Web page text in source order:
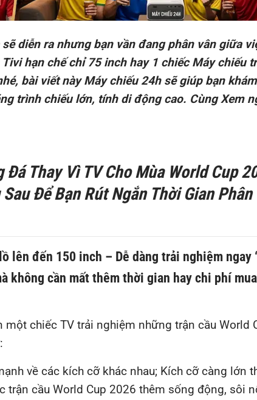
diễn ra nhưng bạn vần đang phân vân giữa
hạn chế chỉ 75 inch hay 1 chiếc Máy chiếu
bài viết này Máy chiếu 24h sẽ giúp bạn
trình chiếu lớn, tính di động cao. Cùng Xem
Thay Vì TV Cho Mùa World Cup
Để Bạn Rút Ngắn Thời Gian Phân
lên đến 150 inch – Dễ dàng trải nghiệm ngay
không cần mất thêm thời gian hay chi phí
chiếc TV trải nghiệm những trận cầu World
về các kích cỡ khác nhau; Kích cỡ càng lớn
trận cầu World Cup 2026 thêm sống động, sôi